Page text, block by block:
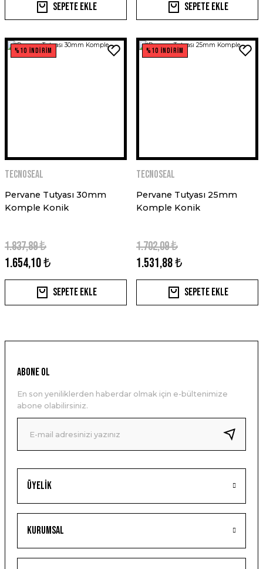
Sepete Ekle Sepete Ekle
%10 İNDİRİM
TECNOSEAL
Pervane Tutyası 30mm
Komple Konik
1.654,10 ₺
1.837,89 ₺
Sepete Ekle
%10 İNDİRİM
TECNOSEAL
Pervane Tutyası 25mm
Komple Konik
1.531,88 ₺
1.702,09 ₺
Sepete Ekle
Üyelik
Kurumsal
ABONE OL
En son yeniliklerden haberdar olmak için e-bültenimize
abone olabilirsiniz.